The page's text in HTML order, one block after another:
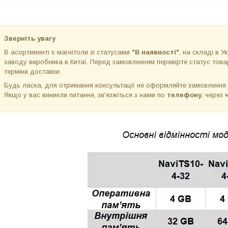
Зверніть увагу
В асортименті є магнітоли зі статусами "В наявності" , на складі в
заводу виробника в Китаї. Перед замовленням перевірте статус
терміни доставки.
Будь ласка, для отримання консультації не оформляйте
Якщо у вас виникли питання, зв'язжіться з нами по телефону, через